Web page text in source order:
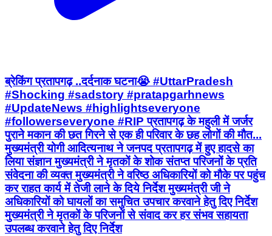
ब्रेकिंग प्रतापगढ़ ..दर्दनाक घटना😭 #UttarPradesh
#Shocking #sadstory #pratapgarhnews
#UpdateNews #highlightseveryone
#followerseveryone #RIP प्रतापगढ़ के महुली में जर्जर
पुराने मकान की छत गिरने से एक ही परिवार के छह लोगों की मौत...
मुख्यमंत्री योगी आदित्यनाथ ने जनपद प्रतापगढ़ में हुए हादसे का
लिया संज्ञान मुख्यमंत्री ने मृतकों के शोक संतप्त परिजनों के प्रति
संवेदना की व्यक्त मुख्यमंत्री ने वरिष्ठ अधिकारियों को मौके पर पहुंच
कर राहत कार्य में तेजी लाने के दिये निर्देश मुख्यमंत्री जी ने
अधिकारियों को घायलों का समुचित उपचार करवाने हेतु दिए निर्देश
मुख्यमंत्री ने मृतकों के परिजनों से संवाद कर हर संभव सहायता
उपलब्ध करवाने हेतु दिए निर्देश